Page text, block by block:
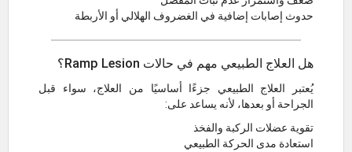
حدوث إصابات إضافية في الغضروف الهلالي أو الأربطة
هل العلاج الطبيعي مهم في حالات Ramp Lesion؟
يُعتبر العلاج الطبيعي جزءًا أساسيًا من العلاج، سواء قبل
الجراحة أو بعدها، لأنه يساعد على:
تقوية عضلات الركبة والفخذ
استعادة مدى الحركة الطبيعي